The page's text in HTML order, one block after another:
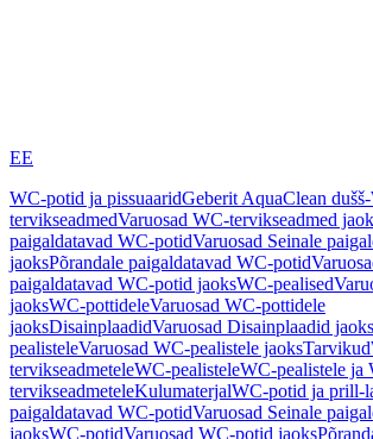
EE
WC-potid ja pissuaaridGeberit AquaClean
tervikseadmedVaruosad WC-tervikseadmed
paigaldatavad WC-potidVaruosad Seinale
jaoksPõrandale paigaldatavad WC-potid
paigaldatavad WC-potid jaoksWC-pealised
jaoksWC-pottideleVaruosad WC-pottidele
jaoksDisainplaadidVaruosad Disainplaadid jaoks
pealisteleVaruosad WC-pealistele jaoksTarvikud
tervikseadmeteleWC-pealisteleWC-pealistele ja
tervikseadmeteleKulumaterjalWC-potid ja prill-
paigaldatavad WC-potidVaruosad Seinale
jaoksWC-potidVaruosad WC-potid jaoks